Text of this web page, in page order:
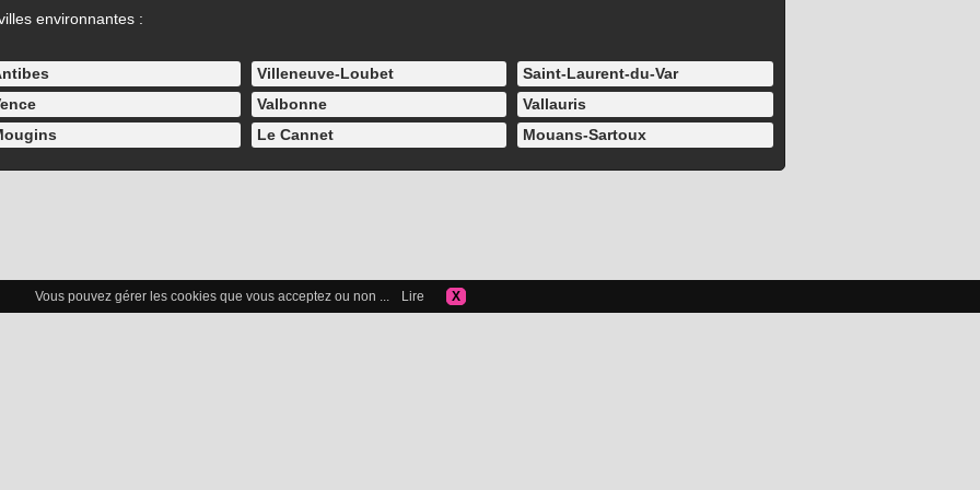
environnantes :
Villeneuve-Loubet
Saint-Laurent-du-Var
Valbonne
Vallauris
Le Cannet Mouans-Sartoux
Vous pouvez gérer les cookies que vous acceptez ou non ... Lire X